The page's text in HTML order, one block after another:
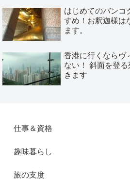
はじめてのバンコ
すめ！お釈迦様は
ます。
香港に行くならヴ
ない！ 斜面を登る列車から九龍島を一望で
きます
仕事＆資格
趣味暮らし
旅の支度